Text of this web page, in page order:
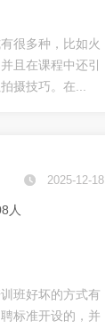
很多种，比如火
且在课程中还引
摄技巧。在...
2025-12-18
人
班好坏的方式有
标准开设的，并